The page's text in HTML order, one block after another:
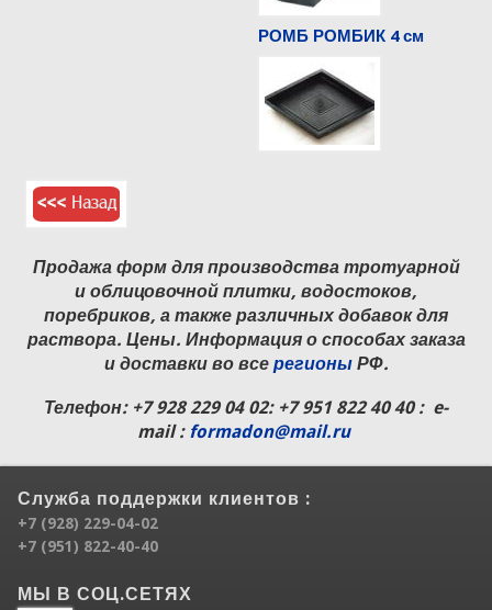
РОМБ РОМБИК 4 см
Продажа форм для производства тротуарной
и облицовочной плитки, водостоков,
поребриков, а также различных добавок для
раствора. Цены. Информация о способах заказа
и доставки во все регионыРФ.
Телефон: +7 928 229 04 02: +7 951 822 40 40 : e-
mail : formadon@mail.ru
Служба поддержки клиентов :
+7 (928) 229-04-02
+7 (951) 822-40-40
МЫ В СОЦ.СЕТЯХ